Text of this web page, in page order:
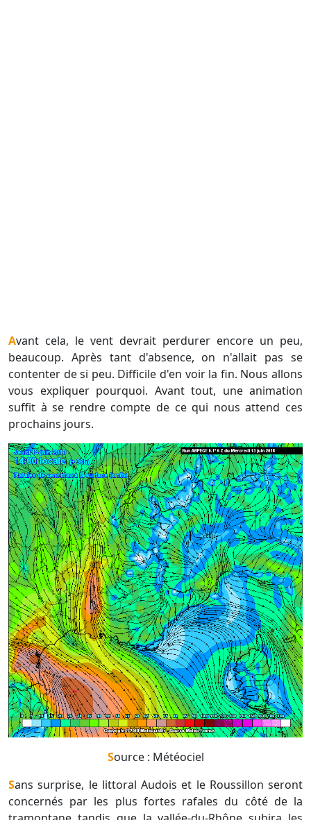
Avant cela, le vent devrait perdurer encore un peu,
beaucoup. Après tant d'absence, on n'allait pas se
contenter de si peu. Difficile d'en voir la fin. Nous allons
vous expliquer pourquoi. Avant tout, une animation
suffit à se rendre compte de ce qui nous attend ces
prochains jours.
Source : Météociel
Sans surprise, le littoral Audois et le Roussillon seront
concernés par les plus fortes rafales du côté de la